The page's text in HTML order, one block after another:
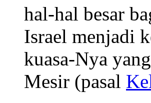
hal-hal besar
Israel menjadi
kuasa-Nya
Mesir (pasal